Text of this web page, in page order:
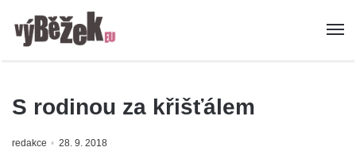
S rodinou za křišťálem
redakce 28. 9. 2018